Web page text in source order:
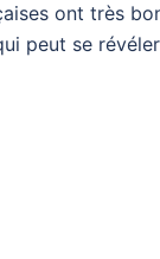
ont très
peut se